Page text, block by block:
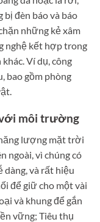
bị đèn báo và báo
những kẻ xâm
nghệ kết hợp trong
Ví dụ, công
bao gồm phòng
môi trường
lượng mặt trời
ngoài, vì chúng có
dàng, và rất hiệu
để giữ cho một vài
và khung để gắn
vững; Tiêu thụ